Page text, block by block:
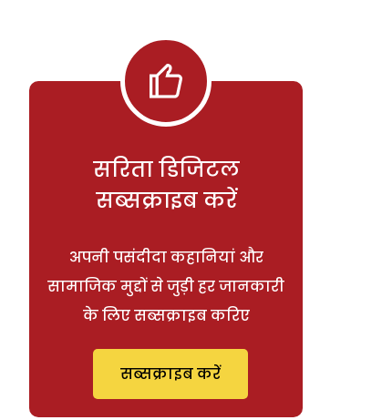
सरिता डिजिटल
सब्सक्राइब करें
अपनी पसंदीदा कहानियां और
सामाजिक मुद्दों से जुड़ी हर जानकारी
के लिए सब्सक्राइब करिए
सब्सक्राइब करें